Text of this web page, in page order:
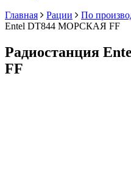
Главная
Рации По
Entel DT844 МОРСКАЯ FF
Радиостанция
FF